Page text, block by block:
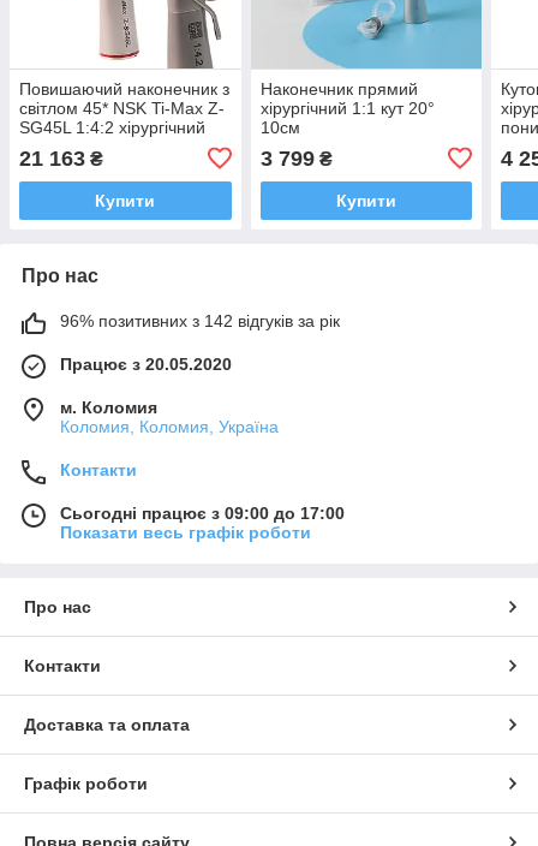
Повишаючий наконечник з
світлом 45* NSK Ti-Max Z-
SG45L 1:4:2 хірургічний
21 163 ₴
Купити
Наконечник прямий
хірургічний 1:1 кут 20°
10см
3 799₴
Купити
4
Про нас
96% позитивних з 142 відгуків за рік
Працює з 20.05.2020
м. Коломия
Коломия, Коломия, Україна
Контакти
Сьогодні працює з 09:00 до 17:00
Показати весь графік роботи
Про нас
Контакти
Доставка та оплата
Графік роботи